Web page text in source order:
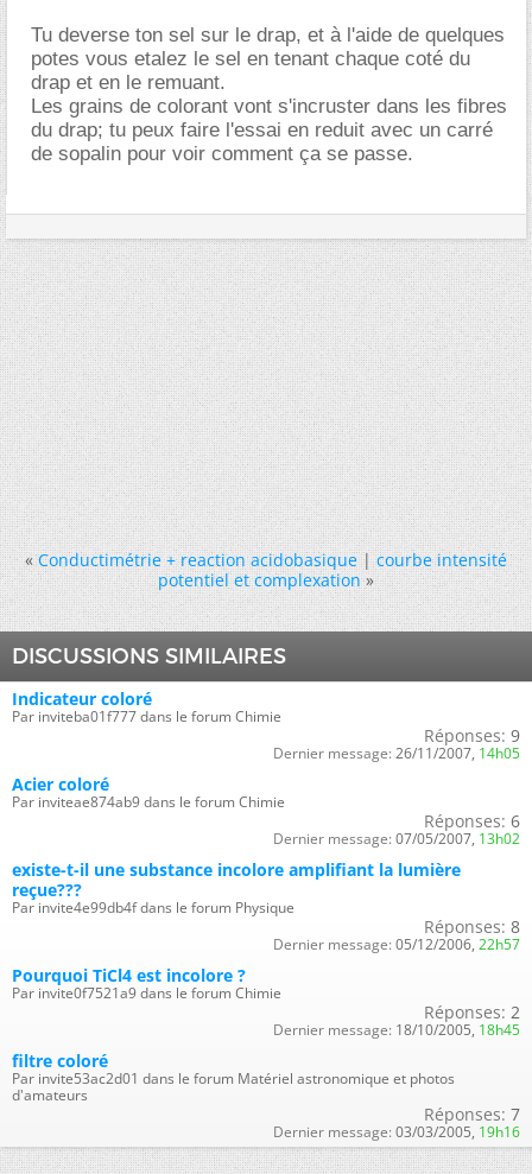
Tu deverse ton sel sur le drap, et à l'aide de quelques
potes vous etalez le sel en tenant chaque coté du
drap et en le remuant.
Les grains de colorant vont s'incruster dans les fibres
du drap; tu peux faire l'essai en reduit avec un carré
de sopalin pour voir comment ça se passe.
« Conductimétrie + reaction acidobasique|courbe intensité
potentiel et complexation »
DISCUSSIONS SIMILAIRES
Indicateur coloré
Par inviteba01f777 dans le forum Chimie
Réponses: 9
Dernier message: 26/11/2007, 14h05
Acier coloré
Par inviteae874ab9 dans le forum Chimie
Réponses: 6
Dernier message: 07/05/2007, 13h02
existe-t-il une substance incolore amplifiant la lumière
reçue???
Par invite4e99db4f dans le forum Physique
Réponses: 8
Dernier message: 05/12/2006, 22h57
Pourquoi TiCl4 est incolore ?
Par invite0f7521a9 dans le forum Chimie
Réponses: 2
Dernier message: 18/10/2005, 18h45
filtre coloré
Par invite53ac2d01 dans le forum Matériel astronomique et photos
d'amateurs
Réponses: 7
Dernier message: 03/03/2005, 19h16